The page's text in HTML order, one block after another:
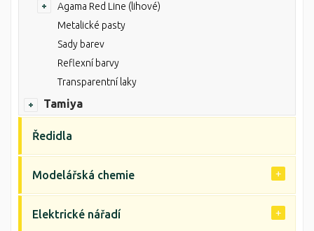
Agama Red Line (lihové)
Metalické pasty
Sady barev
Reflexní barvy
Transparentní laky
Tamiya
Ředidla
Modelářská chemie
Elektrické nářadí